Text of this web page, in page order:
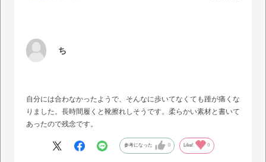
ち
自分には合わなかったようで、そんなに歩いてなくても踵が痛くな
りました。長時間履くと靴擦れしそうです。柔らかい素材と書いて
あったので残念です。
参考になった 0 Like! 0